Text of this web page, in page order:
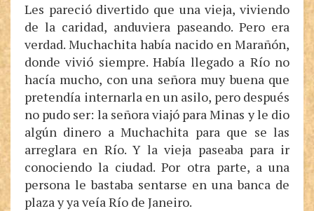
Les pareció divertido que una vieja, viviendo
de la caridad, anduviera paseando. Pero era
verdad. Muchachita había nacido en Marañón,
donde vivió siempre. Había llegado a Río no
hacía mucho, con una señora muy buena que
pretendía internarla en un asilo, pero después
no pudo ser: la señora viajó para Minas y le dio
algún dinero a Muchachita para que se las
arreglara en Río. Y la vieja paseaba para ir
conociendo la ciudad. Por otra parte, a una
persona le bastaba sentarse en una banca de
plaza y ya veía Río de Janeiro.